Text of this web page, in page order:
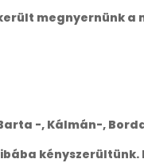
megnyernünk
Barta -, Kálmán-,